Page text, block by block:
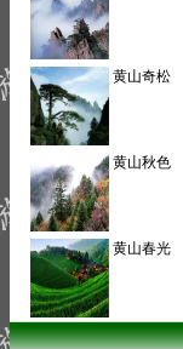
黄山奇松
黄山秋色
黄山春光